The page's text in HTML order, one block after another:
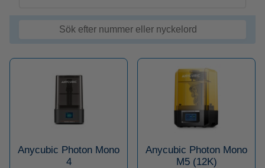
Anycubic Photon Mono
4
Anycubic Photon Mono
M5 (12K)